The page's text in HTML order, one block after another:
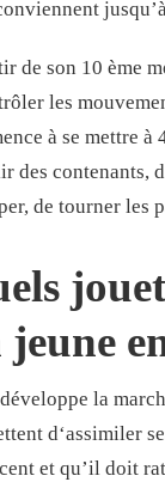
de son 10 ème
les
à se mettre
des contenants,
de tourner les
la
d‘assimiler
et qu’il doit